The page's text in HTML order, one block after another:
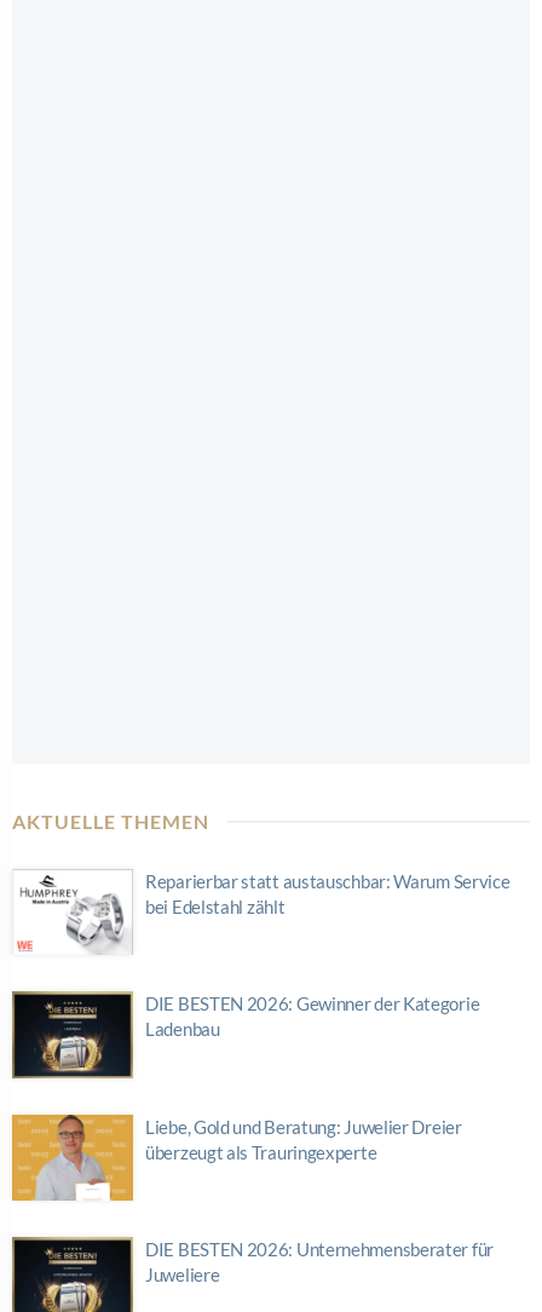
AKTUELLE THEMEN
Reparierbar statt austauschbar: Warum Service
bei Edelstahl zählt
DIE BESTEN 2026: Gewinner der Kategorie
Ladenbau
Liebe, Gold und Beratung: Juwelier Dreier
überzeugt als Trauringexperte
DIE BESTEN 2026: Unternehmensberater für
Juweliere